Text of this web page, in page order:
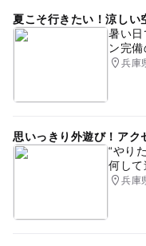
夏こそ行きたい！涼し
暑い日
ン完備
兵庫
思いっきり外遊び！ア
“やり
何して
兵庫